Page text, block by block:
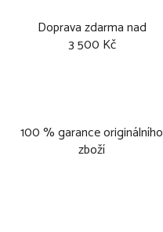
Doprava zdarma nad
3 500 Kč
100 % garance originálního
zboží